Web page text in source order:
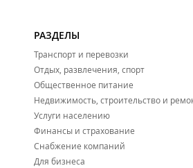
РАЗДЕЛЫ
Транспорт и перевозки
Отдых, развлечения, спорт
Общественное питание
Недвижимость, строительство и
Услуги населению
Финансы и страхование
Снабжение компаний
Для бизнеса